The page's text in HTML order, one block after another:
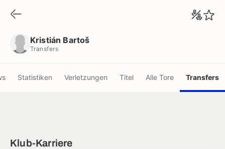
Kristián Bartoš
Transfers
Statistiken Verletzungen Titel Alle Tore Transfers
Klub-Karriere